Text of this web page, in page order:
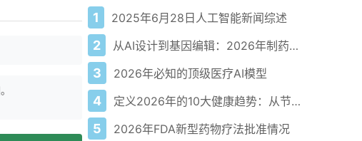
1 2025年6月28日人工智能新闻综述
2 从AI设计到基因编辑：2026年制药领域重大突破
3 2026年必知的顶级医疗AI模型
4 定义2026年的10大健康趋势：从节律健康到冷热交替疗法
5 2026年FDA新型药物疗法批准情况